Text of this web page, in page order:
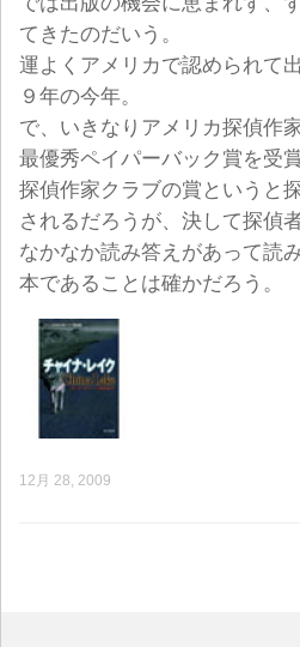
てきたのだいう。
運よくアメリカで認められて
９年の今年。
で、いきなりアメリカ探偵作
最優秀ペイパーバック賞を受
探偵作家クラブの賞というと
されるだろうが、決して探偵
なかなか読み答えがあって読
本であることは確かだろう。
12月 28, 2009